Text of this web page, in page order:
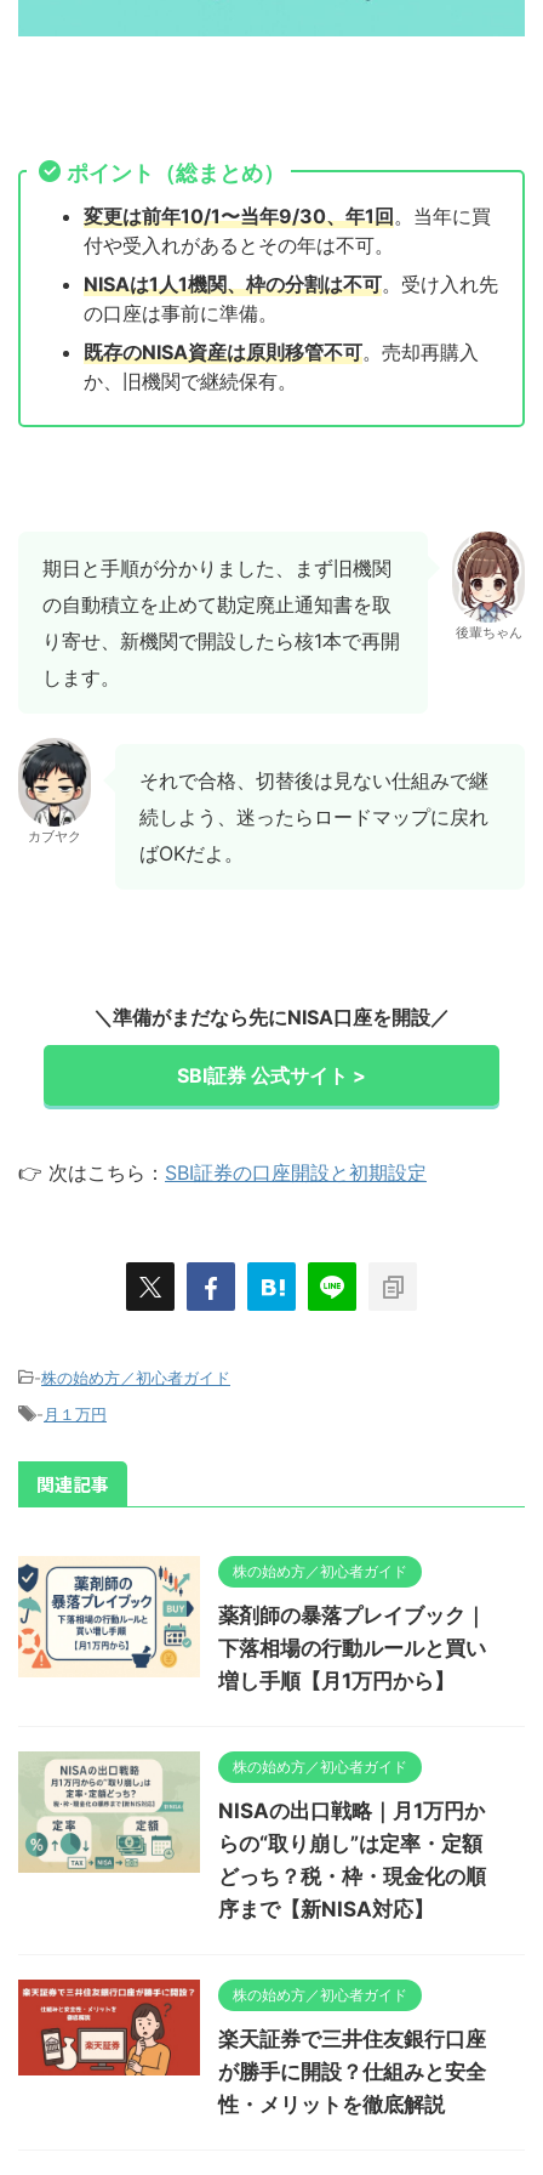
ポイント（総まとめ）
変更は前年10/1〜当年9/30、年1回。当年に買
付や受入れがあるとその年は不可。
NISAは1人1機関、枠の分割は不可。受け入れ先
の口座は事前に準備。
既存のNISA資産は原則移管不可。売却再購入
か、旧機関で継続保有。
期日と手順が分かりました、まず旧機関
の自動積立を止めて勘定廃止通知書を取
り寄せ、新機関で開設したら核1本で再開
します。
後輩ちゃん
カブヤク
それで合格、切替後は見ない仕組みで継
続しよう、迷ったらロードマップに戻れ
ばOKだよ。
＼準備がまだなら先にNISA口座を開設／
SBI証券 公式サイト >
👉 次はこちら： SBI証券の口座開設と初期設定
-株の始め方／初心者ガイド
- 月１万円
関連記事
株の始め方／初心者ガイド
薬剤師の暴落プレイブック｜
下落相場の行動ルールと買い
増し手順【月1万円から】
株の始め方／初心者ガイド
NISAの出口戦略｜月1万円か
らの“取り崩し”は定率・定額
どっち？税・枠・現金化の順
序まで【新NISA対応】
株の始め方／初心者ガイド
楽天証券で三井住友銀行口座
が勝手に開設？仕組みと安全
性・メリットを徹底解説